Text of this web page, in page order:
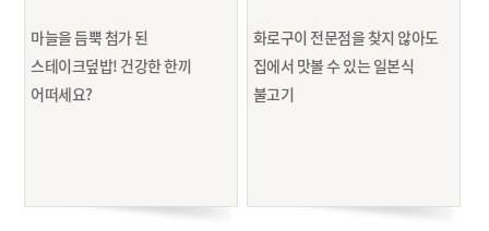
마늘을 듬뿍 첨가 된
스테이크덮밥! 건강한 한끼
어떠세요?
화로구이 전문점을 찾지 않아도
집에서 맛볼 수 있는 일본식
불고기